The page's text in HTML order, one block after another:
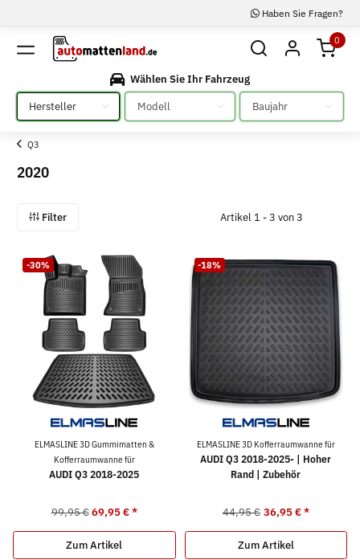
Haben Sie Fragen?
0
Wählen Sie Ihr Fahrzeug
Bitte auswählen
Bitte auswählen Bitte auswählen
Q3
2020
Filter Artikel 1 - 3 von 3
-30%
ELMASLINE 3D Gummimatten &
Kofferraumwanne für
AUDI Q3 2018-2025
99,95 € 69,95 €*
Zum Artikel
-18%
ELMASLINE 3D Kofferraumwanne für
AUDI Q3 2018-2025- | Hoher
Rand | Zubehör
44,95 € 36,95 €*
Zum Artikel